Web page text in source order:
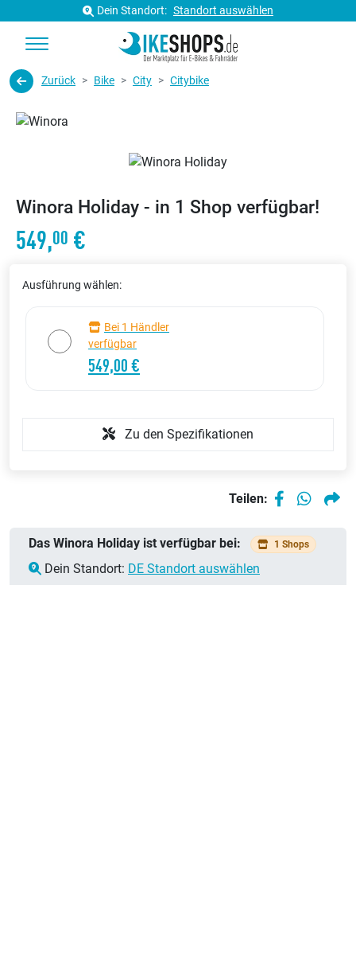
Dein Standort: Standort auswählen
Zurück Bike City Citybike
Winora Holiday - in 1 Shop verfügbar!
549,00 €
Ausführung wählen:
Bei 1 Händler
verfügbar
549,00 €
Zu den Spezifikationen
Teilen:
Das Winora Holiday ist verfügbar bei: 1 Shops
Dein Standort: DE Standort auswählen